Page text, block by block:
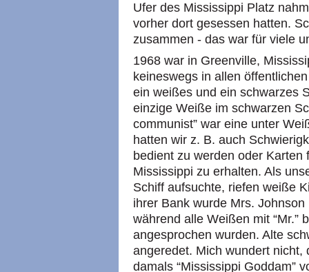
Ufer des Mississippi Platz
vorher dort gesessen hatten.
zusammen - das war für viele
1968 war in Greenville,
keineswegs in allen
ein weißes und ein schwarzes
einzige Weiße im schwarzen
communist” war eine unter
hatten wir z. B. auch
bedient zu werden oder
Mississippi zu erhalten. Als
Schiff aufsuchte, riefen weiße
ihrer Bank wurde Mrs.
während alle Weißen mit “Mr.”
angesprochen wurden. Alte
angeredet. Mich wundert
damals “Mississippi Goddam”